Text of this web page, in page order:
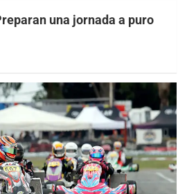
una jornada a puro